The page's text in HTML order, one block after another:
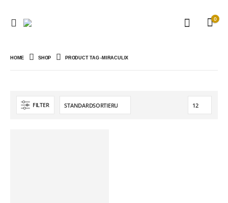
0
HOME SHOP PRODUCT TAG -MIRACULIX
FILTER